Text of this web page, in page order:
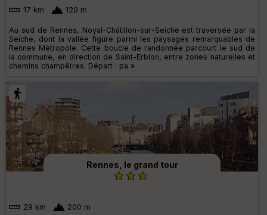
17 km 120 m
Au sud de Rennes, Noyal-Châtillon-sur-Seiche est traversée par la
Seiche, dont la vallée figure parmi les paysages remarquables de
Rennes Métropole. Cette boucle de randonnée parcourt le sud de
la commune, en direction de Saint-Erblon, entre zones naturelles et
chemins champêtres. Départ : pa »
Rennes, le grand tour
29 km 200 m